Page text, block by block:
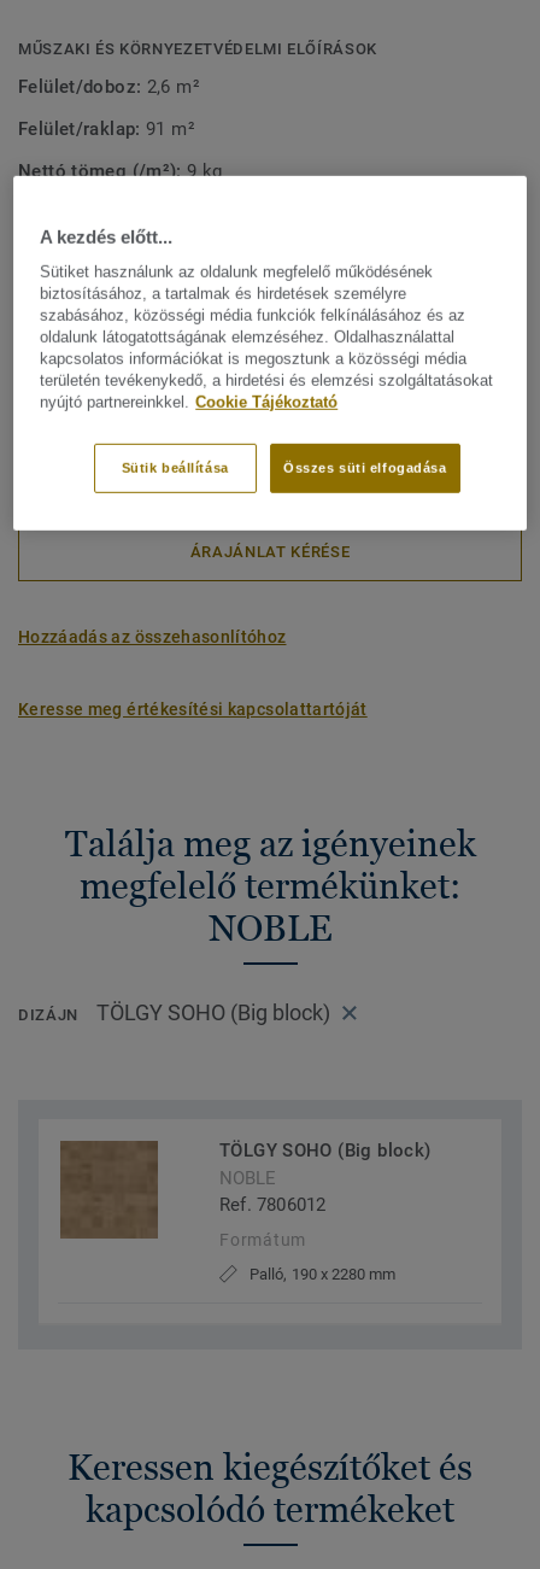
MŰSZAKI ÉS KÖRNYEZETVÉDELMI ELŐÍRÁSOK
Felület/doboz: 2,6 m²
Felület/raklap: 91 m²
Nettó tömeg (/m²):9 kg
Palló (1 ref.)
Karbonlábnyom (Bölcsőtől a kapuig)
-3.11 kg CO2/m2
A PROJEKTEM KARBONLÁBNYOMA
ÁRAJÁNLAT KÉRÉSE
Hozzáadás az összehasonlítóhoz
Keresse meg értékesítési kapcsolattartóját
Találja meg az igényeinek
megfelelő termékünket:
NOBLE
DIZÁJN TÖLGY SOHO (Big block)
TÖLGY SOHO (Big block)
NOBLE
Ref. 7806012
Formátum
Palló, 190 x 2280 mm
Keressen kiegészítőket és
kapcsolódó termékeket
A kezdés előtt...
Sütiket használunk az oldalunk megfelelő működésének
biztosításához, a tartalmak és hirdetések személyre
szabásához, közösségi média funkciók felkínálásához és az
oldalunk látogatottságának elemzéséhez. Oldalhasználattal
kapcsolatos információkat is megosztunk a közösségi média
területén tevékenykedő, a hirdetési és elemzési szolgáltatásokat
nyújtó partnereinkkel. Cookie Tájékoztató
Összes süti elfogadása
Sütik beállítása